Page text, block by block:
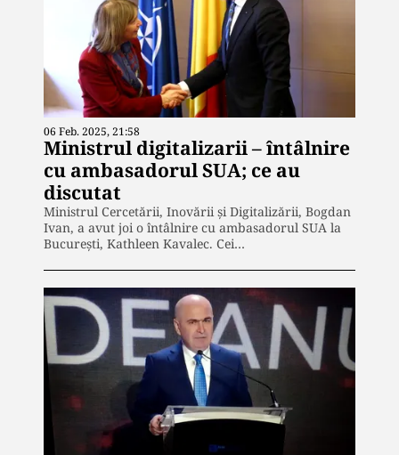
06 Feb. 2025, 21:58
Ministrul digitalizarii – întâlnire
cu ambasadorul SUA; ce au
discutat
Ministrul Cercetării, Inovării și Digitalizării, Bogdan
Ivan, a avut joi o întâlnire cu ambasadorul SUA la
București, Kathleen Kavalec. Cei…